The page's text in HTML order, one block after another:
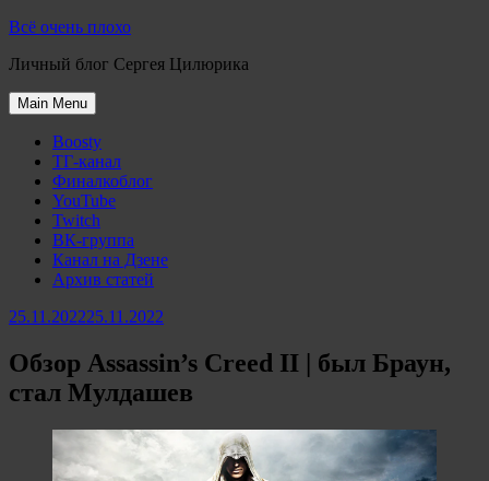
Skip
content
Всё очень плохо
Личный блог Сергея Цилюрика
Main Menu
Boosty
ТГ-канал
Финалкоблог
YouTube
Twitch
ВК-группа
Канал на Дзене
Архив статей
25.11.202225.11.2022
Обзор Assassin’s Creed II | был Браун,
стал Мулдашев